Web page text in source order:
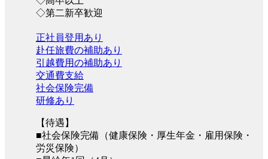
◇第二新卒歓迎
正社員登用あり
赴任旅費の補助あり
引越費用の補助あり
交通費支給
社会保険完備
研修あり
【待遇】
■社会保険完備（健康保険・厚⽣年⾦・雇⽤保険・
労災保険）